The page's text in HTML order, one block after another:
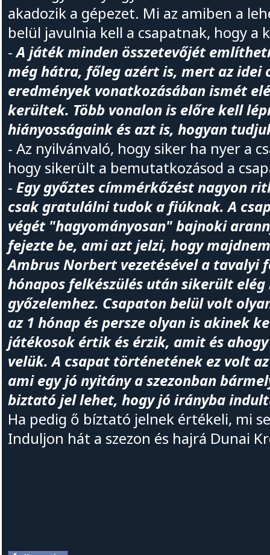
akadozik a gépezet. Mi az amiben a
belül javulnia kell a csapatnak, hogy a
-A játék minden összetevőjét
még hátra, főleg azért is, mert az idei
eredmények vonatkozásában ismét
kerültek. Több vonalon is előre kell
hiányosságaink és azt is, hogyan
- Az nyilvánvaló, hogy siker ha nyer a
hogy sikerült a bemutatkozásod a
- Egy győztes címmérkőzést nagyon
csak gratulálni tudok a fiúknak. A
végét "hagyományosan" bajnoki
fejezte be, ami azt jelzi, hogy
Ambrus Norbert vezetésével a tavalyi
hónapos felkészülés után sikerült
győzelemhez. Csapaton belül volt
az 1 hónap és persze olyan is akinek
játékosok értik és érzik, amit és
velük. A csapat történetének ez volt
ami egy jó nyitány a szezonban
biztató jel lehet, hogy jó irányba
Ha pedig ő bíztató jelnek értékeli, mi
Induljon hát a szezon és hajrá Dunai